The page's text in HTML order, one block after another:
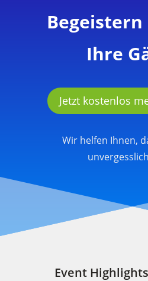
Ihre
Jetzt kostenlos
Wir helfen Ihnen,
Event Highlights